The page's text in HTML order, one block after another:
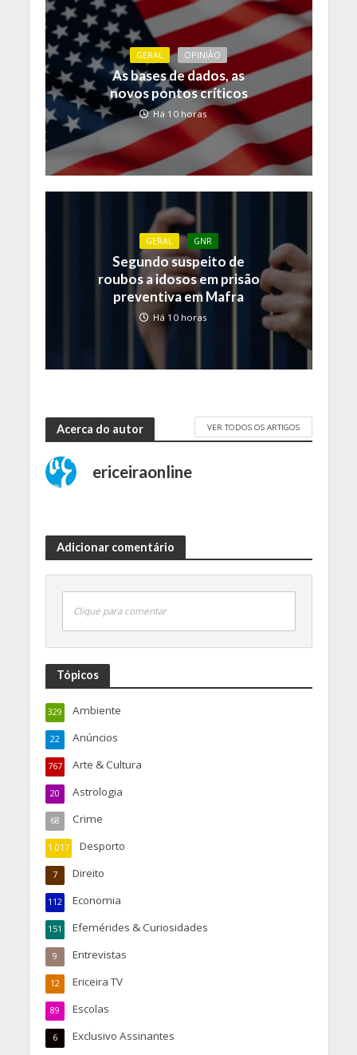
GERAL OPINIÃO
As bases de dados, as
novos pontos críticos
Há 10 horas
GERAL GNR
Segundo suspeito de
roubos a idosos em prisão
preventiva em Mafra
Há 10 horas
Acerca do autor VER TODOS OS ARTIGOS
ericeiraonline
Adicionar comentário
Clique para comentar
Tópicos
Ambiente
329
Anúncios
22
Arte & Cultura
767
Astrologia
20
Crime
68
Desporto
1.017
Direito
7
Economia
112
Efemérides & Curiosidades
151
Entrevistas
9
Ericeira TV
12
Escolas
89
Exclusivo Assinantes
6